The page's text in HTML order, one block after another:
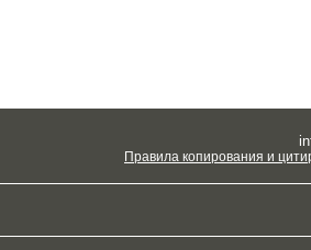
Правила копирования и